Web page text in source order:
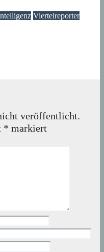
Viertelreporter
veröffentlicht.
* markiert